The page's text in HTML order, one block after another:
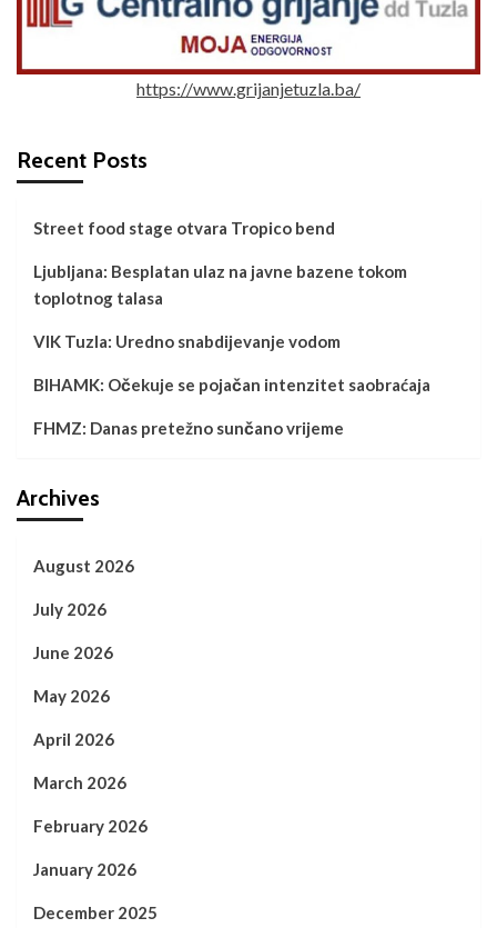
https://www.grijanjetuzla.ba/
Recent Posts
Street food stage otvara Tropico bend
Ljubljana: Besplatan ulaz na javne bazene tokom
toplotnog talasa
VIK Tuzla: Uredno snabdijevanje vodom
BIHAMK: Očekuje se pojačan intenzitet saobraćaja
FHMZ: Danas pretežno sunčano vrijeme
Archives
August 2026
July 2026
June 2026
May 2026
April 2026
March 2026
February 2026
January 2026
December 2025